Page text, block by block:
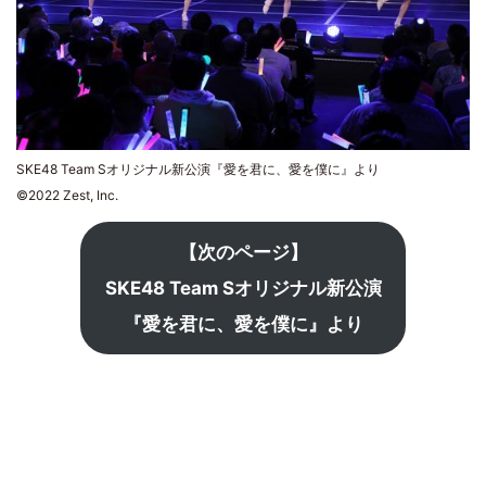
SKE48 Team Sオリジナル新公演『愛を君に、愛を僕に』より
©2022 Zest, Inc.
【次のページ】
SKE48 Team Sオリジナル新公演
『愛を君に、愛を僕に』より